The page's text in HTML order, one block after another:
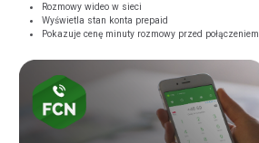
Rozmowy wideo w sieci
Wyświetla stan konta prepaid
Pokazuje cenę minuty rozmowy przed połączeniem